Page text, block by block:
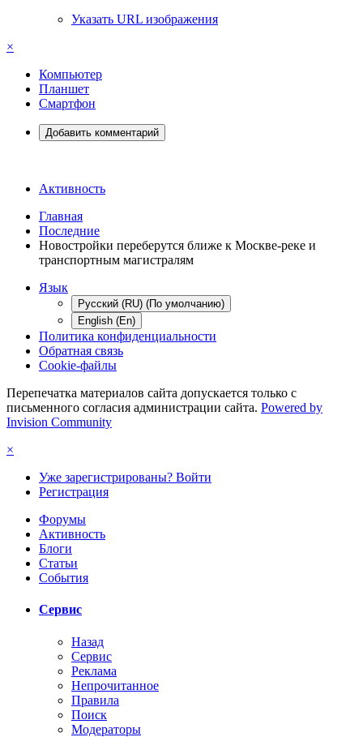
Указать URL изображения
×
Компьютер
Планшет
Смартфон
Добавить комментарий
Активность
Главная
Последние
Новостройки переберутся ближе к Москве-реке и
транспортным магистралям
Язык
Русский (RU) (По умолчанию)
English (En)
Политика конфиденциальности
Обратная связь
Cookie-файлы
Перепечатка материалов сайта допускается только с
письменного согласия администрации сайта. Powered by
Invision Community
×
Уже зарегистрированы? Войти
Регистрация
Форумы
Активность
Блоги
Статьи
События
Сервис
Назад
Сервис
Реклама
Непрочитанное
Правила
Поиск
Модераторы